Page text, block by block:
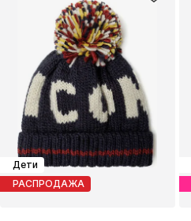
Дети
РАСПРОДАЖА